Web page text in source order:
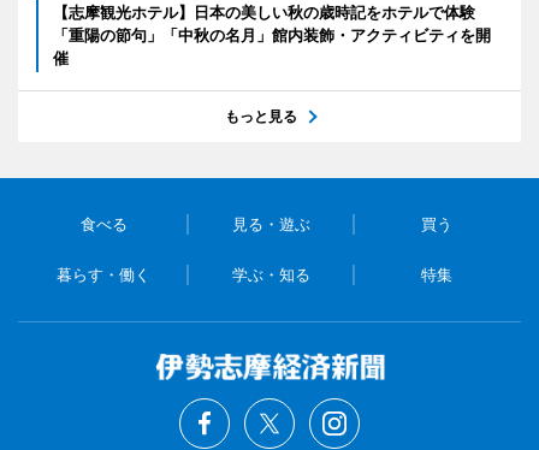
【志摩観光ホテル】日本の美しい秋の歳時記をホテルで体験
「重陽の節句」「中秋の名月」館内装飾・アクティビティを開
催
もっと見る
食べる 見る・遊ぶ 買う
暮らす・働く 学ぶ・知る 特集